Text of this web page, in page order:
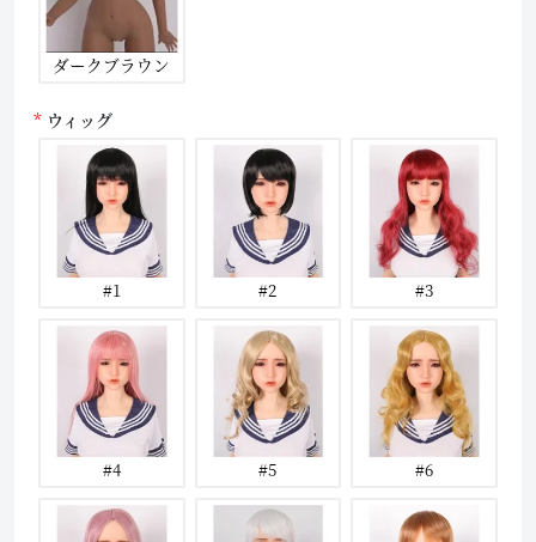
ダークブラウン
ウィッグ
#1 #2 #3
#4 #5 #6